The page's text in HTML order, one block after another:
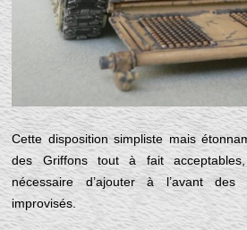
Cette disposition simpliste mais
des Griffons tout à fait
nécessaire d’ajouter à l’avant des
improvisés.